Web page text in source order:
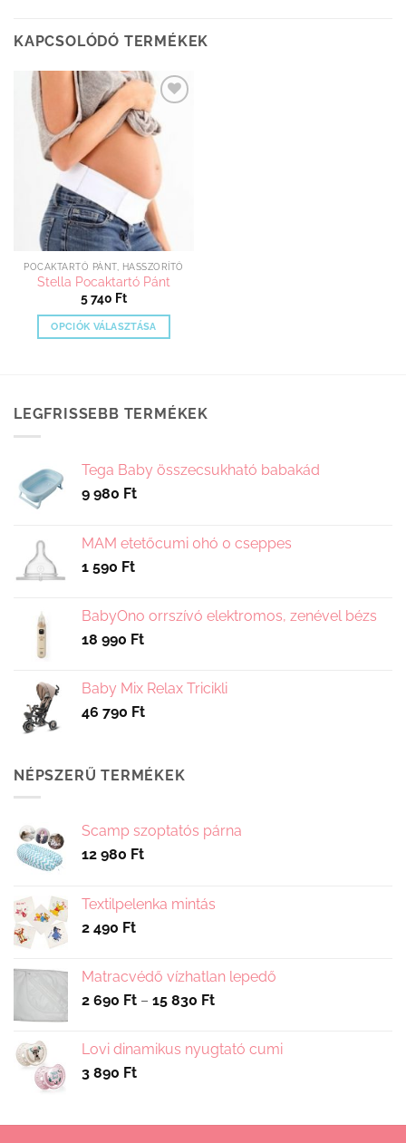
KAPCSOLÓDÓ TERMÉKEK
Kedvenceimhez
adom
POCAKTARTÓ PÁNT, HASSZORÍTÓ
Stella Pocaktartó Pánt
5 740 Ft
OPCIÓK VÁLASZTÁSA
több
variációja
változatok
a
választhatók
LEGFRISSEBB TERMÉKEK
Tega Baby összecsukható babakád
9 980 Ft
MAM etetőcumi 0hó 0 cseppes
1 590 Ft
BabyOno orrszívó elektromos, zenével bézs
18 990 Ft
Baby Mix Relax Tricikli
46 790 Ft
NÉPSZERŰ TERMÉKEK
Scamp szoptatós párna
12 980 Ft
Textilpelenka mintás
2 490 Ft
Matracvédő vízhatlan lepedő
2 690 Ft – 15 830 FtÁrtartomány:
-
Lovi dinamikus nyugtató cumi
3 890 Ft